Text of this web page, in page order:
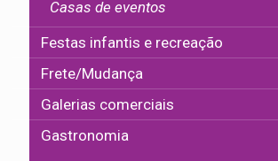
Casas de eventos
Festas infantis e recreação
Frete/Mudança
Galerias comerciais
Gastronomia